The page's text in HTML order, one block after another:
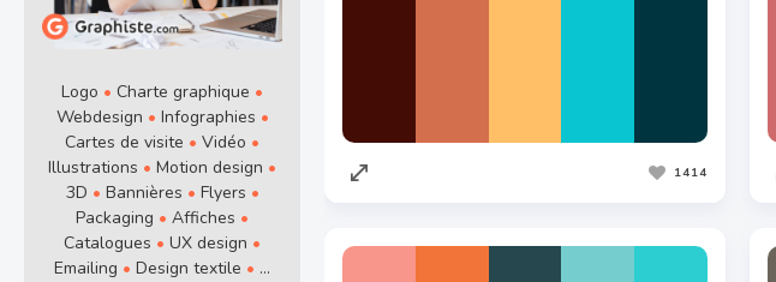
Logo • Charte graphique •
Webdesign • Infographies •
Cartes de visite • Vidéo •
Illustrations • Motion design •
3D • Bannières • Flyers •
Packaging • Affiches •
Catalogues • UX design •
Emailing • Design textile • ...
1414